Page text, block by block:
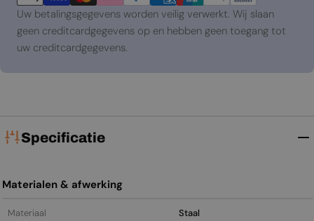
Uw betalingsgegevens worden veilig verwerkt. Wij slaan
geen creditcardgegevens op en hebben geen toegang tot
uw creditcardgegevens.
Specificatie
Materialen & afwerking
Materiaal
Staal